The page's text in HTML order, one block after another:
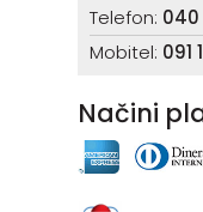
Telefon:
Mobitel: 091
Načini